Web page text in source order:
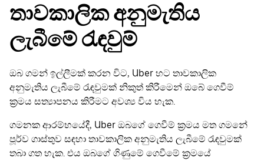
තාවකාලික අනුමැතිය
ලැබීමේ රැඳවුම්
ඔබ ගමන් ඉල්ලීමක් කරන විට, Uber හට තාවකාලික
අනුමැතිය ලැබීමේ රැඳවුමක් නිකුත් කිරීමෙන් ඔබේ ගෙවීම්
ක්‍රමය සත්‍යාපනය කිරීමට අවශ්‍ය විය හැක.
ගමනක ආරම්භයේදී, Uber ඔබගේ ගෙවීම් ක්‍රමය මත ගමනේ
පූර්ව ගාස්තුව සඳහා තාවකාලික අනුමැතිය ලැබීමේ රැඳවුමක්
තබා ගත හැක. එය ඔබගේ ගිණුමේ ගෙවීමේ ක්‍රමයේ